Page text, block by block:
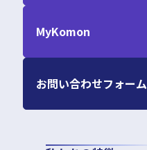
MyKomon
お問い合わせフォーム